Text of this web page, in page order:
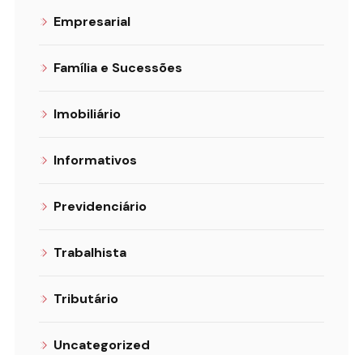
Empresarial
Família e Sucessões
Imobiliário
Informativos
Previdenciário
Trabalhista
Tributário
Uncategorized